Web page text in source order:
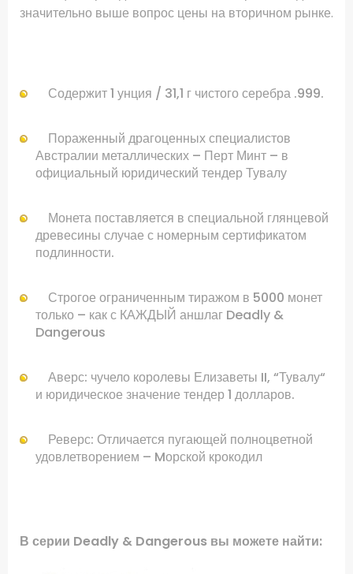
значительно выше вопрос цены на вторичном рынке.
Содержит1 унция / 31,1 г чистого серебра .999.
Пораженный драгоценныхспециалистов
Австралии металлических – Перт Минт – в
официальный юридический тендер Тувалу
Монета поставляется в специальной глянцевой
древесины случае с номерным сертификатом
подлинности.
Строгое ограниченным тиражом в 5000 монет
только – как с КАЖДЫЙ аншлаг Deadly &
Dangerous
Аверс: чучело королевы Елизаветы II, “Тувалу“
и юридическое значение тендер 1 долларов.
Реверс: Отличается пугающей полноцветной
удовлетворением – Mорской крокодил
В серии Deadly & Dangerous вы можете найти: